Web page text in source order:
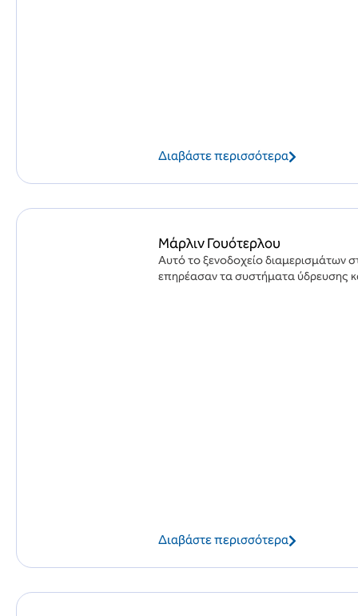
Διαβάστε περισσότερα
Μάρλιν Γουότερλου
Αυτό το ξενοδοχείο διαμερισμάτων
επηρέασαν τα συστήματα ύδρευσης
Διαβάστε περισσότερα